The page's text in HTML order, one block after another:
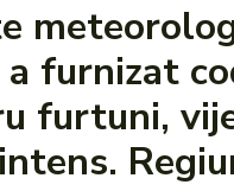
furnizat
furtuni,